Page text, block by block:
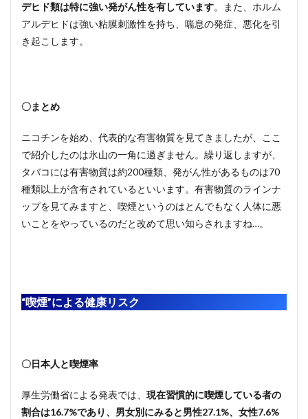
デヒド類は特に強い発がん性を有しています。また、ホルム
アルデヒドは強い粘膜刺激性を持ち、喘息の発症、悪化を引
き起こします。
〇まとめ
ニコチンを始め、代表的な有害物質を見てきましたが、ここ
で紹介したのは氷山の一角に過ぎません。繰り返しますが、
タバコには有害物質は約200種類、発がん性があるものは70
種類以上が含有されているといいます。有害物質のラインナ
ップを見てみますと、喫煙というのはとんでもなく人体に悪
いことをやっているのだと改めて思い知らされますね…。
“喫煙”による健康リスク
〇日本人と喫煙率
厚生労働省による発表では、 現在習慣的に喫煙している者の
割合は16.7%であり、男女別にみると男性27.1%、女性7.6%